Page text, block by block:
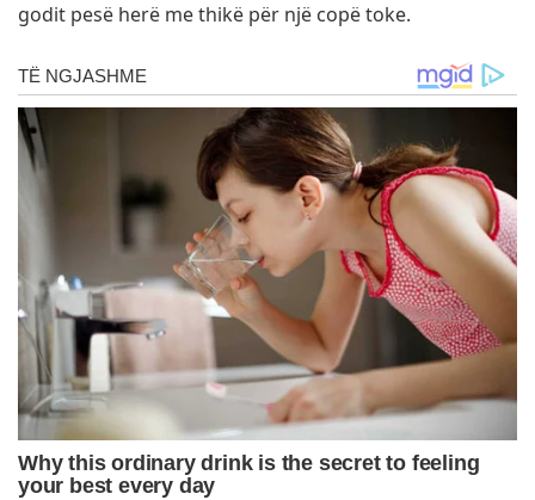
godit pesë herë me thikë për një copë toke.